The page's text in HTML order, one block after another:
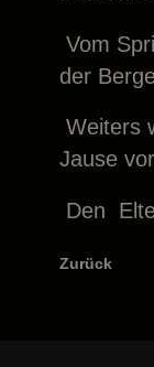
Vom
der
Weiters
Jause
Den
Zurück